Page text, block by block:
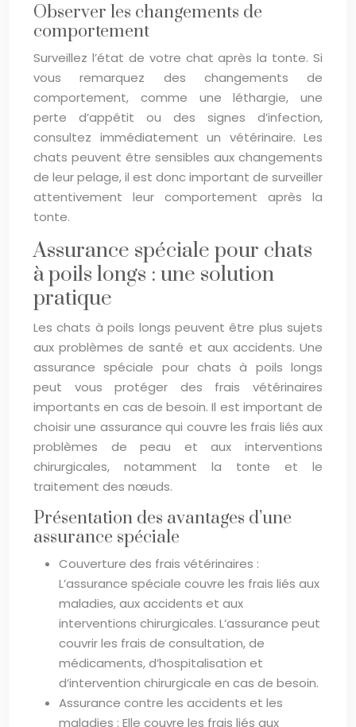
Observer les changements de
comportement
Surveillez l’état de votre chat après la tonte. Si
vous remarquez des changements de
comportement, comme une léthargie, une
perte d’appétit ou des signes d’infection,
consultez immédiatement un vétérinaire. Les
chats peuvent être sensibles aux changements
de leur pelage, il est donc important de surveiller
attentivement leur comportement après la
tonte.
Assurance spéciale pour chats
à poils longs : une solution
pratique
Les chats à poils longs peuvent être plus sujets
aux problèmes de santé et aux accidents. Une
assurance spéciale pour chats à poils longs
peut vous protéger des frais vétérinaires
importants en cas de besoin. Il est important de
choisir une assurance qui couvre les frais liés aux
problèmes de peau et aux interventions
chirurgicales, notamment la tonte et le
traitement des nœuds.
Présentation des avantages d’une
assurance spéciale
Couverture des frais vétérinaires :
L’assurance spéciale couvre les frais liés aux
maladies, aux accidents et aux
interventions chirurgicales. L’assurance peut
couvrir les frais de consultation, de
médicaments, d’hospitalisation et
d’intervention chirurgicale en cas de besoin.
Assurance contre les accidents et les
maladies : Elle couvre les frais liés aux